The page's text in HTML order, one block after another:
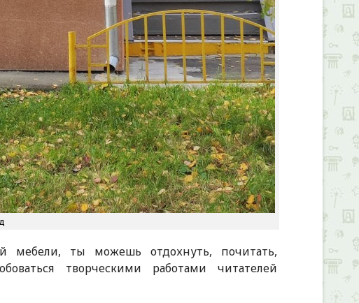
мебели, ты можешь отдохнуть, почитать,
творческими работами читателей